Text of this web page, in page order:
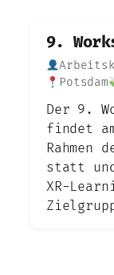
9.
Potsdam
Der 9.
findet
Rahmen
statt
XR-